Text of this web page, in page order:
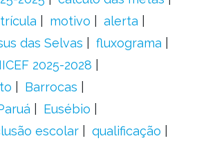
motivo
alerta
das Selvas
fluxograma
2025-2028
Barrocas
Eusébio
escolar
qualificação